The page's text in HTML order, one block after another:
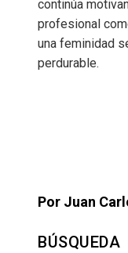
continúa
profesional
una feminidad
perdurable.
Por Juan
BÚSQUEDA